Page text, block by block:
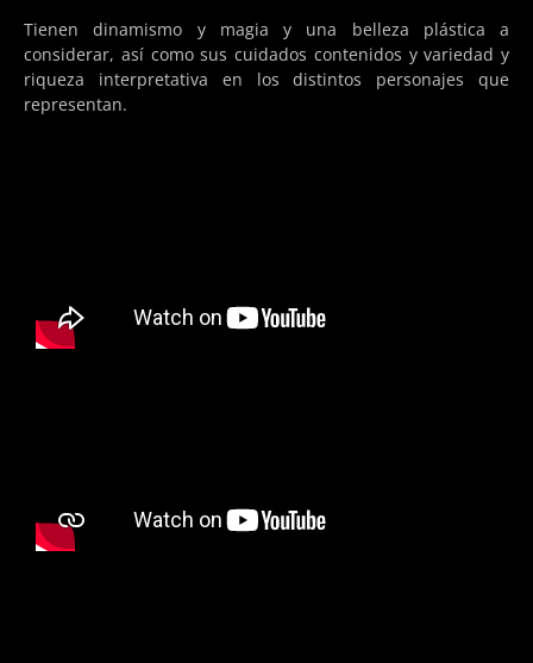
Tienen dinamismo y magia y una belleza plástica a
considerar, así como sus cuidados contenidos y variedad y
riqueza interpretativa en los distintos personajes que
representan.